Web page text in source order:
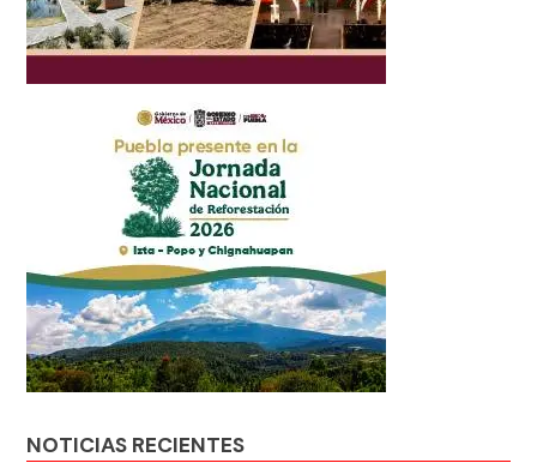
NOTICIAS RECIENTES